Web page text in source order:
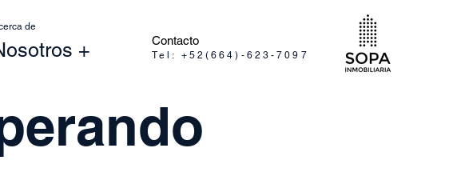
de
+ Contacto
Tel: +52(664)-623-7097